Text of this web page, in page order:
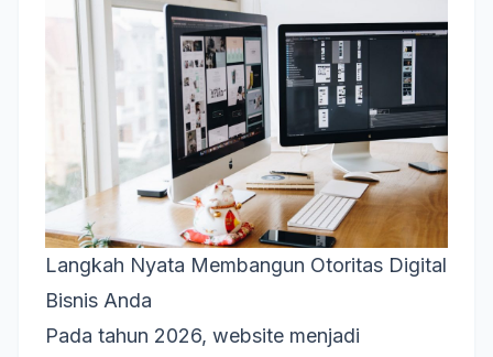
Langkah Nyata Membangun Otoritas Digital
Bisnis Anda
Pada tahun 2026, website menjadi